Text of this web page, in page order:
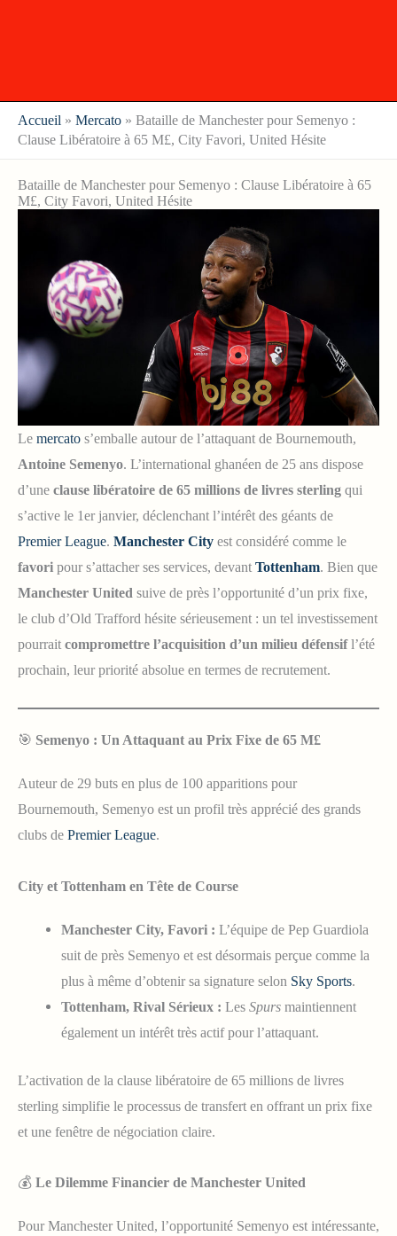
Accueil » Mercato » Bataille de Manchester pour Semenyo :
Clause Libératoire à 65 M£, City Favori, United Hésite
Bataille de Manchester pour Semenyo : Clause Libératoire à 65
M£, City Favori, United Hésite
Le mercato s’emballe autour de l’attaquant de Bournemouth,
Antoine Semenyo. L’international ghanéen de 25 ans dispose
d’une clause libératoire de 65 millions de livres sterling qui
s’active le 1er janvier, déclenchant l’intérêt des géants de
Premier League. Manchester City est considéré comme le
favori pour s’attacher ses services, devant Tottenham. Bien que
Manchester United suive de près l’opportunité d’un prix fixe,
le club d’Old Trafford hésite sérieusement : un tel investissement
pourrait compromettre l’acquisition d’un milieu défensifl’été
prochain, leur priorité absolue en termes de recrutement.
🎯 Semenyo : Un Attaquant au Prix Fixe de 65 M£
Auteur de 29 buts en plus de 100 apparitions pour
Bournemouth, Semenyo est un profil très apprécié des grands
clubs de Premier League.
City et Tottenham en Tête de Course
Manchester City, Favori : L’équipe de Pep Guardiola
suit de près Semenyo et est désormais perçue comme la
plus à même d’obtenir sa signature selon Sky Sports.
Tottenham, Rival Sérieux : LesSpurs maintiennent
également un intérêt très actif pour l’attaquant.
L’activation de la clause libératoire de 65 millions de livres
sterling simplifie le processus de transfert en offrant un prix fixe
et une fenêtre de négociation claire.
💰 Le Dilemme Financier de Manchester United
Pour Manchester United, l’opportunité Semenyo est intéressante,